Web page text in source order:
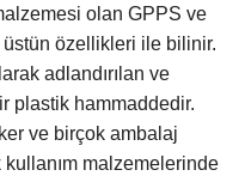
olan GPPS ve
üstün özellikleri ile bilinir.
adlandırılan ve
plastik hammaddedir.
ve birçok ambalaj
malzemelerinde